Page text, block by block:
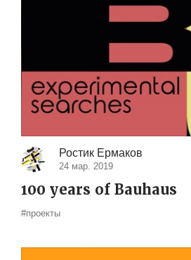
Ростик Ермаков
24 мар. 2019
100 years of Bauhaus
#проекты